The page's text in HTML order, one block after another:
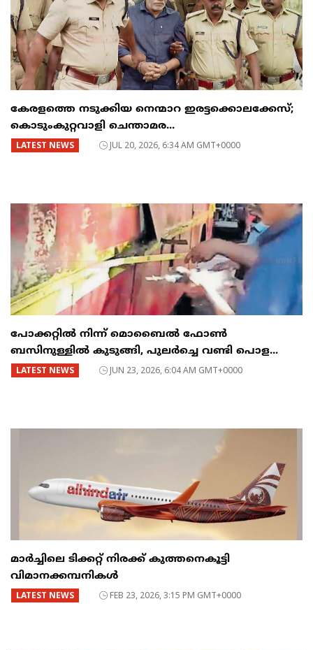
കേരളത്തെ നടുക്കിയ നെന്മാറ ഇരട്ടക്കൊലക്കേസ്;
കൊടുംകുറ്റവാളി ചെന്താമര...
LATEST NEWS JUL 20, 2026, 6:34 AM GMT+0000
പോക്കറ്റിൽ നിന്ന് മൊബൈൽ ഫോൺ
ബസിനുള്ളിൽ കുടുങ്ങി, പുലർച്ചെ വണ്ടി പൊള...
LATEST NEWS JUN 23, 2026, 6:04 AM GMT+0000
മാർച്ചിലെ ടിക്കറ്റ് നിരക്ക് കുത്തനെകൂട്ടി
വിമാനക്കമ്പനികൾ
LATEST NEWS FEB 23, 2026, 3:15 PM GMT+0000